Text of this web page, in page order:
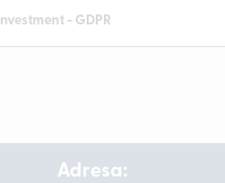
- GDPR
Adresa: